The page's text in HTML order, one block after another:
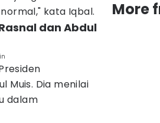
kata Iqbal.
dan Abdul
Muis. Dia menilai
dalam
More